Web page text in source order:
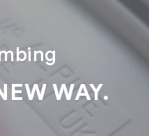
WAY.